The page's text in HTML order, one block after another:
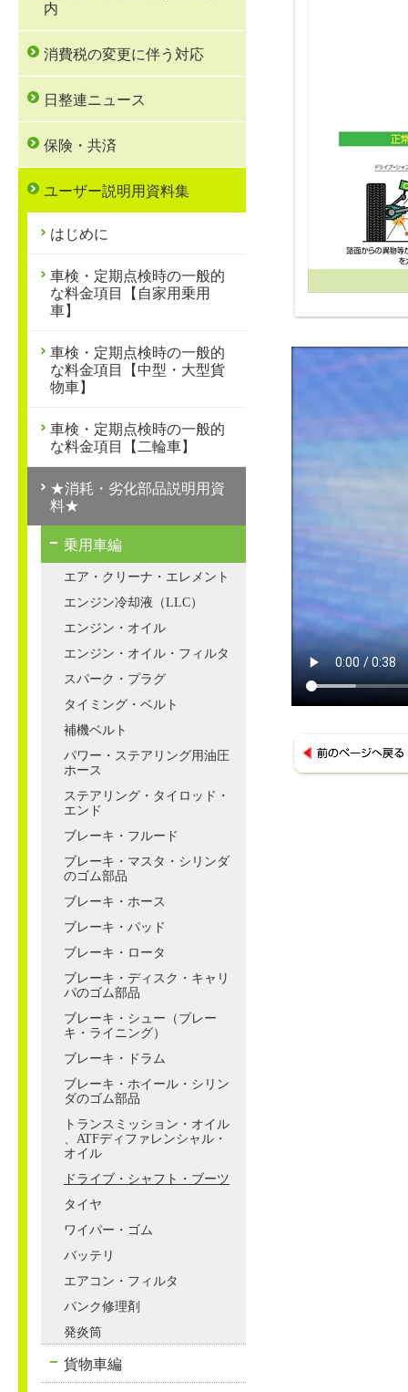
内
消費税の変更に伴う対応
日整連ニュース
保険・共済
ユーザー説明用資料集
はじめに
車検・定期点検時の一般的
な料金項目【自家用乗用
車】
車検・定期点検時の一般的
な料金項目【中型・大型貨
物車】
車検・定期点検時の一般的
な料金項目【二輪車】
★消耗・劣化部品説明用資
料★
乗用車編
エア・クリーナ・エレメント
エンジン冷却液（LLC）
エンジン・オイル
エンジン・オイル・フィルタ
スパーク・プラグ
タイミング・ベルト
補機ベルト
パワー・ステアリング用油圧
ホース
ステアリング・タイロッド・
エンド
ブレーキ・フルード
ブレーキ・マスタ・シリンダ
のゴム部品
ブレーキ・ホース
ブレーキ・パッド
ブレーキ・ロータ
ブレーキ・ディスク・キャリ
パのゴム部品
ブレーキ・シュー（ブレー
キ・ライニング）
ブレーキ・ドラム
ブレーキ・ホイール・シリン
ダのゴム部品
トランスミッション・オイル
、ATFディファレンシャル・
オイル
ドライブ・シャフト・ブーツ
タイヤ
ワイパー・ゴム
バッテリ
エアコン・フィルタ
パンク修理剤
発炎筒
貨物車編